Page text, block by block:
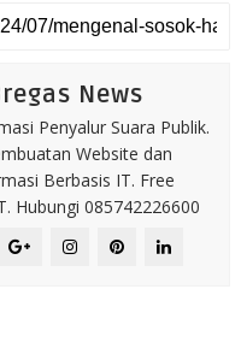
News
Penyalur Suara Publik.
Website dan
Berbasis IT. Free
Hubungi 085742226600